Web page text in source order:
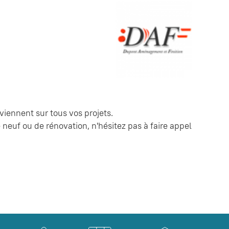
sur tous vos projets.
ou de rénovation, n'hésitez pas à faire appel